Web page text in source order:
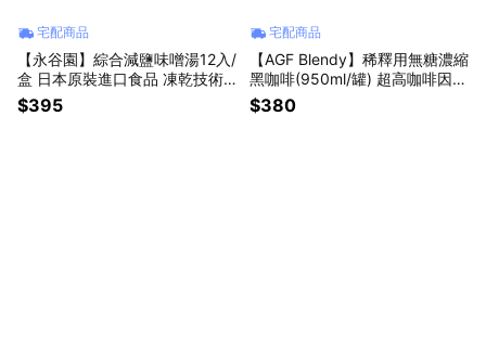
宅配商品
【永谷園】綜合減鹽味噌湯12入/
盒 日本原裝進口食品 凍乾技術
低鈉減塩 宵夜消夜夜宵 露營野
炊 辦公室下午茶 懶人速食即飲
$395
宅配商品
【AGF Blendy】稀釋用無糖濃縮
黑咖啡(950ml/罐) 超高咖啡因
日本原裝進口食品 冰美式珈啡飲
料 常溫保存快速沖泡 星座禮物
$380